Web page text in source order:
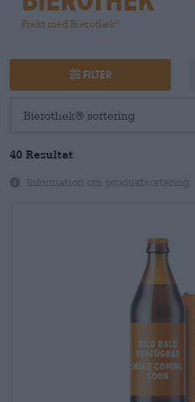
Frakt med Bierothek®
Filter
40 Resultat
Information om produktsortering